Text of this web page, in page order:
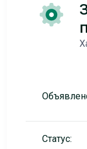
Статус: